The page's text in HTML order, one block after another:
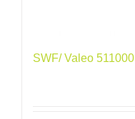
SWF/ Valeo 511000